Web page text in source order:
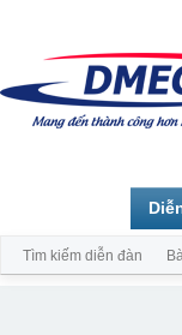
Tìm kiếm diễn đàn